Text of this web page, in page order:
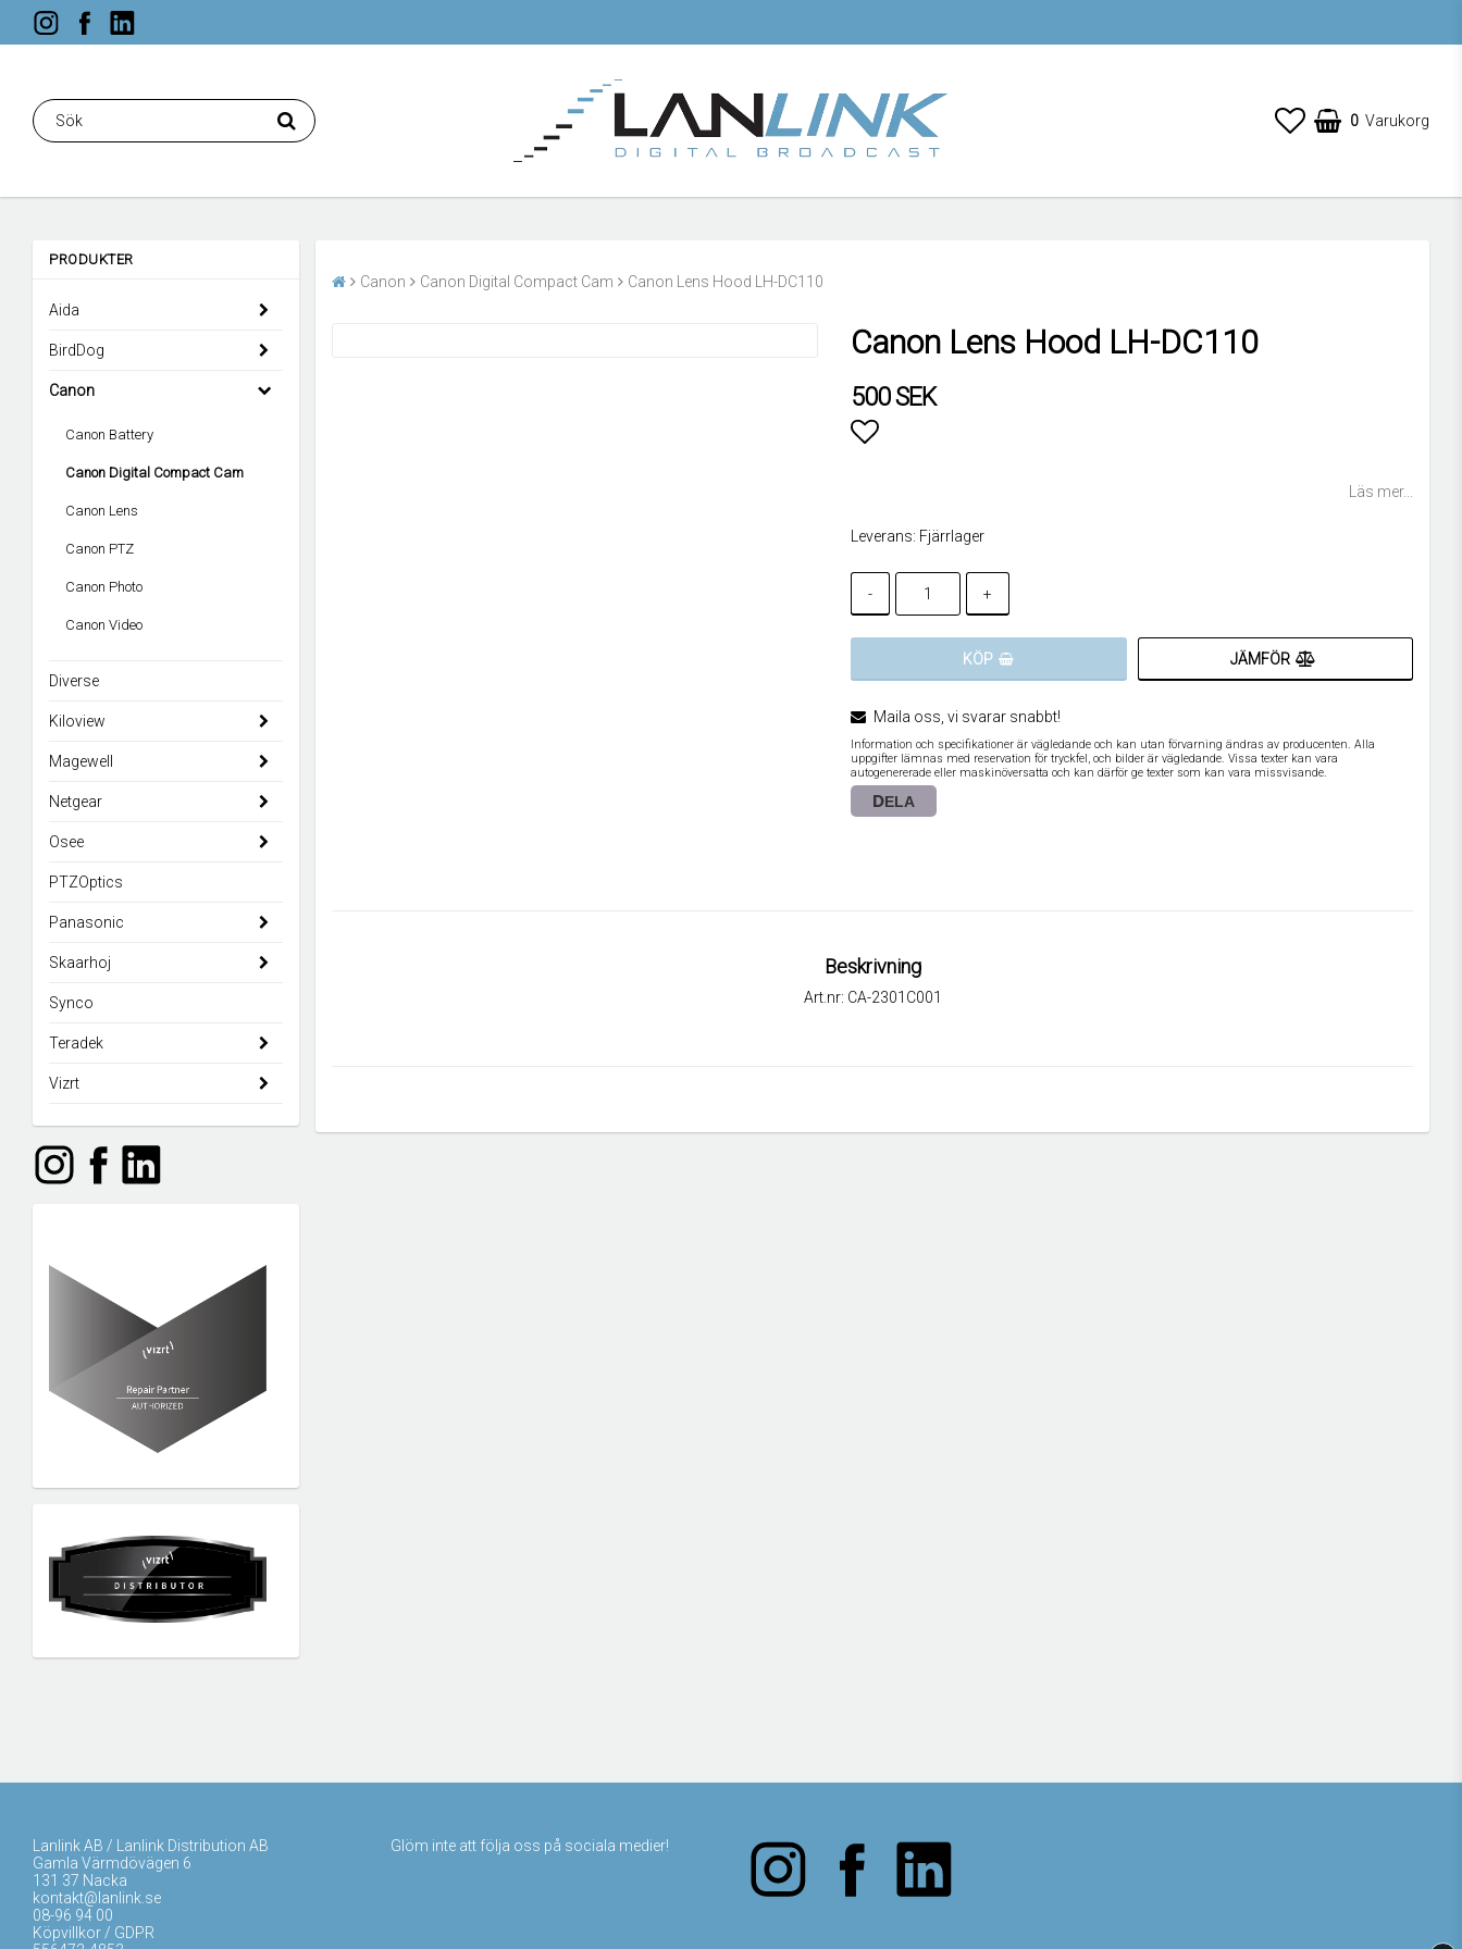
0 Varukorg
PRODUKTER
Aida
BirdDog
Canon
Canon Battery
Canon Digital Compact Cam
Canon Lens
Canon PTZ
Canon Photo
Canon Video
Diverse
Kiloview
Magewell
Netgear
Osee
PTZOptics
Panasonic
Skaarhoj
Synco
Teradek
Vizrt
Canon Canon Digital Compact Cam Canon Lens Hood LH-DC110
Canon Lens Hood LH-DC110
500 SEK
Läs mer...
Leverans: Fjärrlager
- +
KÖP JÄMFÖR
Maila oss, vi svarar snabbt!
Information och specifikationer är vägledande och kan utan förvarning ändras av producenten. Alla
uppgifter lämnas med reservation för tryckfel, och bilder är vägledande. Vissa texter kan vara
autogenererade eller maskinöversatta och kan därför ge texter som kan vara missvisande.
DELA
Beskrivning
Art.nr: CA-2301C001
Lanlink AB / Lanlink Distribution AB
Gamla Värmdövägen 6
131 37 Nacka
kontakt@lanlink.se
08-96 94 00
Köpvillkor / GDPR
Glöm inte att följa oss på sociala medier!